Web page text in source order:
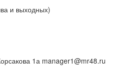
и выходных)
1а manager1@mr48.ru